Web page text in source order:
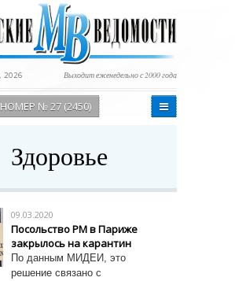
2026 Выходит еженедельно с 2000 года
№ 27 (2450)
Здоровье
09.03.2020
Посольство РМ в Париже
закрылось на карантин
По данным МИДЕИ, это
решение связано с